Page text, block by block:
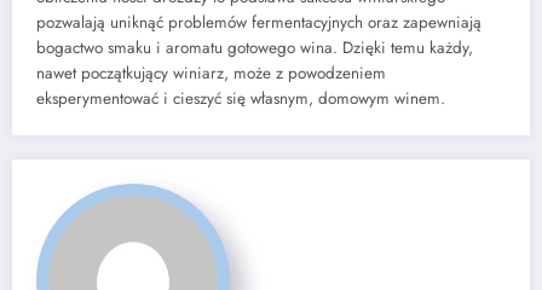
pozwalają uniknąć problemów fermentacyjnych oraz zapewniają
bogactwo smaku i aromatu gotowego wina. Dzięki temu każdy,
nawet początkujący winiarz, może z powodzeniem
eksperymentować i cieszyć się własnym, domowym winem.